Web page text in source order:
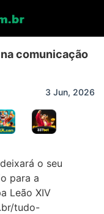
comunicação
3 Jun, 2026
o seu
para a
Leão XIV
tudo-